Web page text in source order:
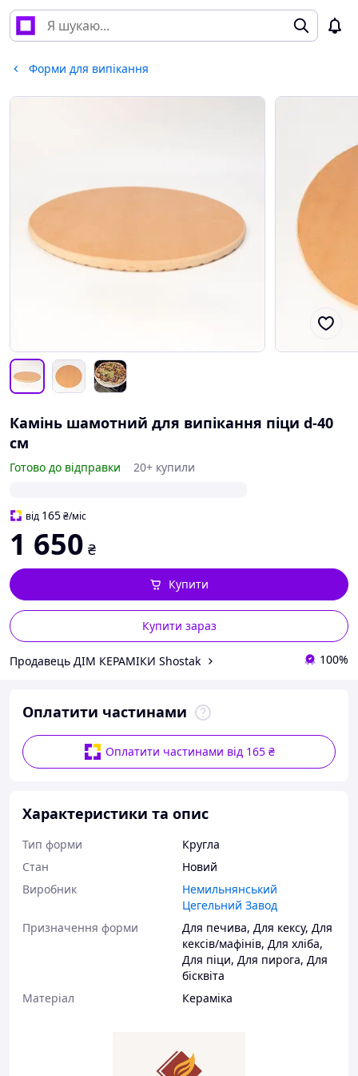
Форми для випікання
Камінь шамотний для випікання піци d-40
см
Готово до відправки 20+ купили
від 165₴/міс
1 650 ₴
Купити зараз
Купити
Продавець ДІМ КЕРАМІКИ Shostak 100%
Оплатити частинами
Оплатити частинами від 165 ₴
Характеристики та опис
Тип форми
Кругла
Стан
Новий
Виробник
Немильнянський
Цегельний Завод
Призначення форми
Для печива, Для кексу, Для
кексів/мафінів, Для хліба,
Для піци, Для пирога, Для
бісквіта
Матеріал
Кераміка